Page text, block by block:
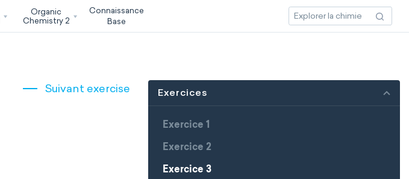
Organic
Chemistry 2
Connaissance
Base
Suivant exercise Exercices
Exercice 1
Exercice 2
Exercice 3